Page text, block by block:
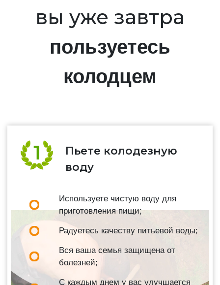
вы уже завтра
пользуетесь
колодцем
Пьете колодезную
воду
Используете чистую воду для
приготовления пищи;
Радуетесь качеству питьевой воды;
Вся ваша семья защищена от
болезней;
С каждым днем у вас улучшается